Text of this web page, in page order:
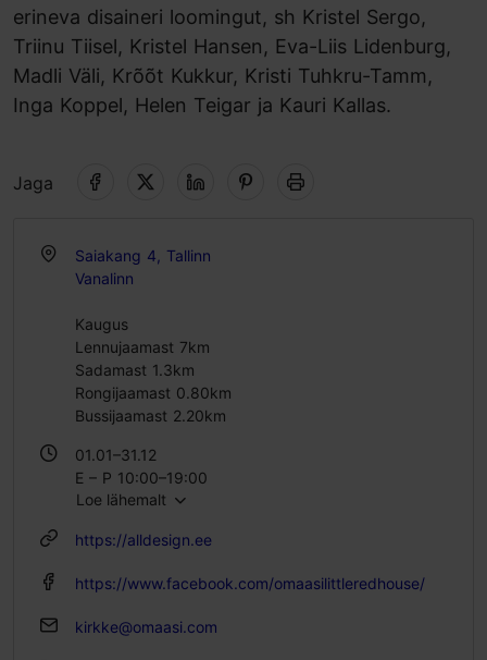
erineva disaineri loomingut, sh Kristel Sergo,
Triinu Tiisel, Kristel Hansen, Eva-Liis Lidenburg,
Madli Väli, Krõõt Kukkur, Kristi Tuhkru-Tamm,
Inga Koppel, Helen Teigar ja Kauri Kallas.
Jaga
Saiakang 4, Tallinn
Vanalinn
Kaugus
Lennujaamast 7km
Sadamast 1.3km
Rongijaamast 0.80km
Bussijaamast 2.20km
01.01–31.12
E – P 10:00–19:00
Loe lähemalt
https://alldesign.ee
https://www.facebook.com/omaasilittleredhouse/
kirkke@omaasi.com